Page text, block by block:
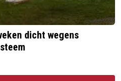
dicht wegens